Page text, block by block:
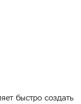
быстро создать